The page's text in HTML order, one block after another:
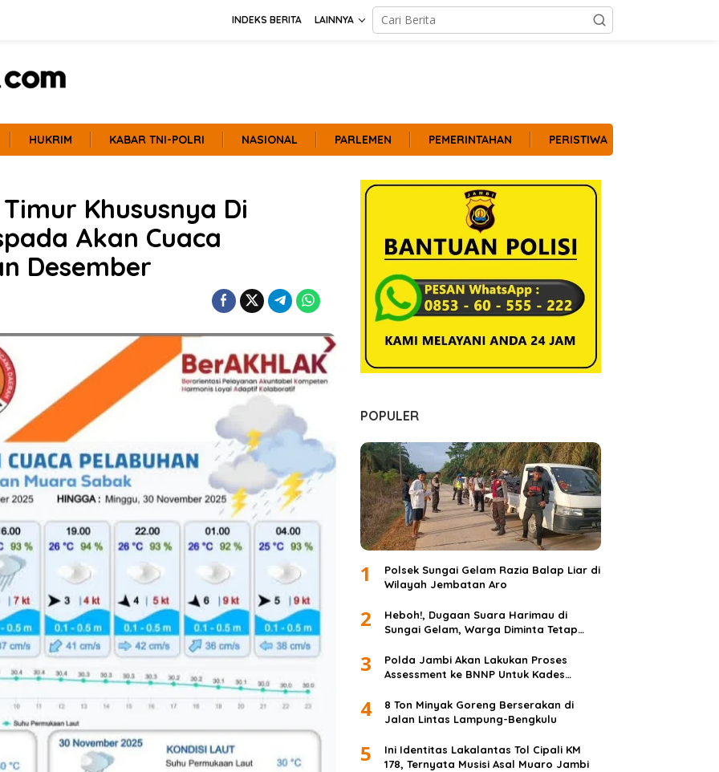
INDEKS BERITA LAINNYA
HUKRIM KABAR TNI-POLRI NASIONAL PARLEMEN PEMERINTAHAN PERISTIWA
Khususnya Di
Akan Cuaca
Desember
POPULER
1
Polsek Sungai Gelam Razia Balap Liar di
Wilayah Jembatan Aro
2
Heboh!, Dugaan Suara Harimau di
Sungai Gelam, Warga Diminta Tetap
3
Polda Jambi Akan Lakukan Proses
Assessment ke BNNP Untuk Kades
4
8 Ton Minyak Goreng Berserakan di
Jalan Lintas Lampung-Bengkulu
5
Ini Identitas Lakalantas Tol Cipali KM
178, Ternyata Musisi Asal Muaro Jambi